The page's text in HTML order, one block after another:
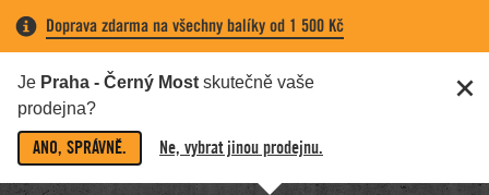
Doprava zdarma na všechny balíky od 1 500 Kč
Je Praha - Černý Most skutečně vaše
prodejna?
ANO, SPRÁVNĚ. Ne, vybrat jinou prodejnu.